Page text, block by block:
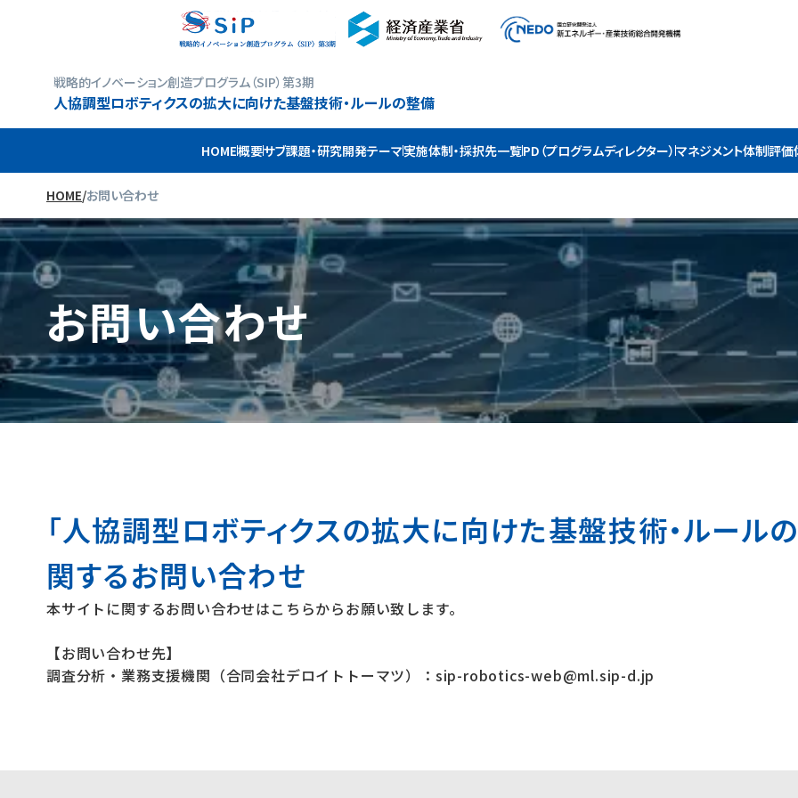
戦略的イノベーション創造プログラム（SIP）第3期
人協調型ロボティクスの拡大に向けた基盤技術・ルールの整備
HOME概要サブ課題・研究開発テーマ実施体制・採択先一覧PD（プログラムディレクター） マネジメント体制評価
HOME/お問い合わせ
お問い合わせ
「人協調型ロボティクスの拡大に向けた基盤技術・ルール
関するお問い合わせ
本サイトに関するお問い合わせはこちらからお願い致します。
【お問い合わせ先】
調査分析・業務支援機関（合同会社デロイトトーマツ）：sip-robotics-web@ml.sip-d.jp